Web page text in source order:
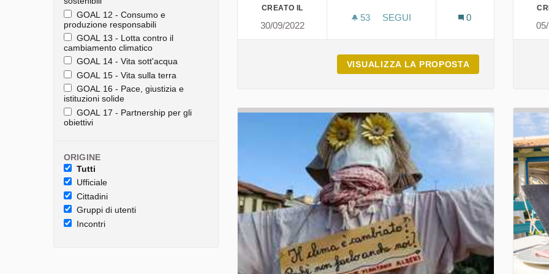
GOAL 12 - Consumo e
produzione responsabili
GOAL 13 - Lotta contro il
cambiamento climatico
GOAL 14 - Vita sott'acqua
GOAL 15 - Vita sulla terra
GOAL 16 - Pace, giustizia e
istituzioni solide
GOAL 17 - Partnership per gli
obiettivi
ORIGINE
Tutti
Ufficiale
Cittadini
Gruppi di utenti
Incontri
CREATO IL
30/09/2022
53 53 SOSTENITORI
SEGUI
PIANO STRATEGICO DELLA CITTÀ
0
VISUALIZZA LA PROPOSTA PIANO